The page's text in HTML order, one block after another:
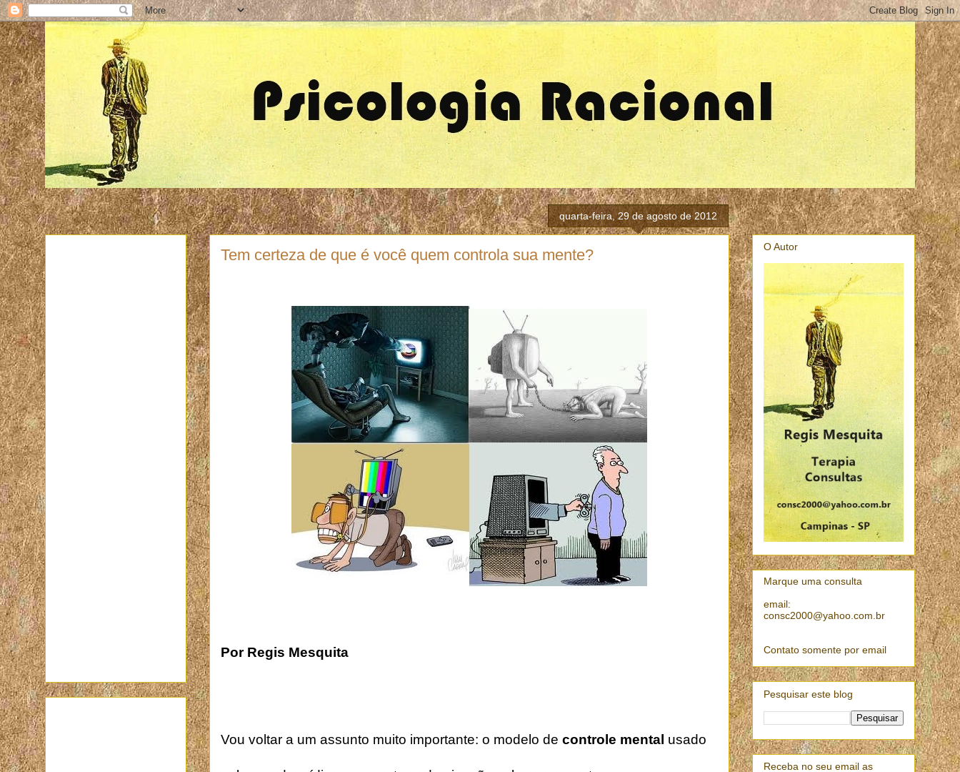
quarta-feira, 29 de agosto de 2012
Tem certeza de que é você quem controla sua mente?
Por Regis Mesquita
Vou voltar a um assunto muito importante: o modelo de controle mental usado
O Autor
Marque uma consulta
email:
consc2000@yahoo.com.br
Contato somente por email
Pesquisar este blog
Receba no seu email as